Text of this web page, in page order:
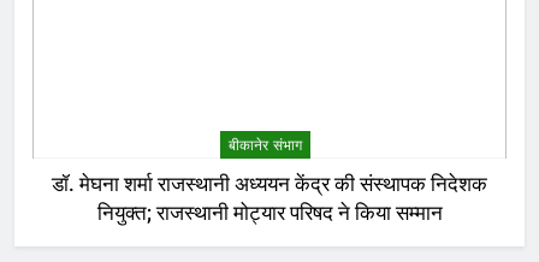
बीकानेर संभाग
डॉ. मेघना शर्मा राजस्थानी अध्ययन केंद्र की संस्थापक निदेशक
नियुक्त; राजस्थानी मोट्यार परिषद ने किया सम्मान